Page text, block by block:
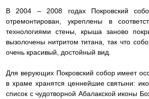
В 2004 – 2008 годах Покровский
отремонтирован, укреплены в
технологиями стены, крыша заново
вызолочены нитритом титана, так что
очень красивый, достойный вид.
Для верующих Покровский собор имеет
в храме хранятся ценнейшие святыни:
список с чудотворной Абалакской иконы